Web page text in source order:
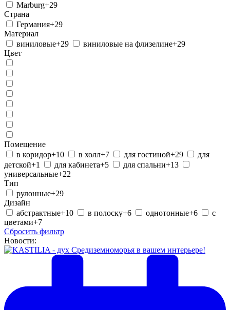
Marburg+29
Страна
Германия+29
Материал
виниловые+29 виниловые на флизелине+29
Цвет
Помещение
в коридор+10 в холл+7 для гостиной+29
для
детской+1 для кабинета+5 для спальни+13
универсальные+22
Тип
рулонные+29
Дизайн
абстрактные+10 в полоску+6 однотонные+6
с
цветами+7
Сбросить фильтр
Новости: